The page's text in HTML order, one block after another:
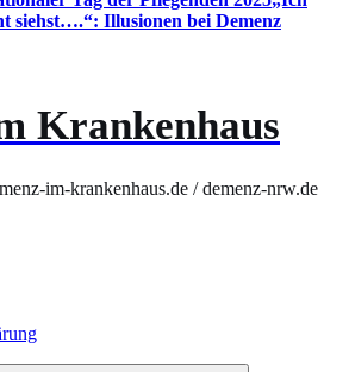
siehst….“: Illusionen bei Demenz
Krankenhaus
im-krankenhaus.de / demenz-nrw.de